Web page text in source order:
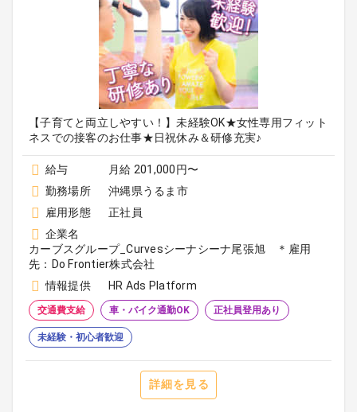
【子育てと両立しやすい！】未経験OK★女性専用フィット
ネスでの接客のお仕事★日祝休み＆研修充実♪
給与
月給 201,000円〜
勤務場所
沖縄県うるま市
雇用形態
正社員
企業名
カーブスグループ_Curvesシーナシーナ尾張旭 ＊雇用
先：Do Frontier株式会社
情報提供
HR Ads Platform
交通費支給 車・バイク通勤OK 正社員登用あり
未経験・初心者歓迎
詳細を見る